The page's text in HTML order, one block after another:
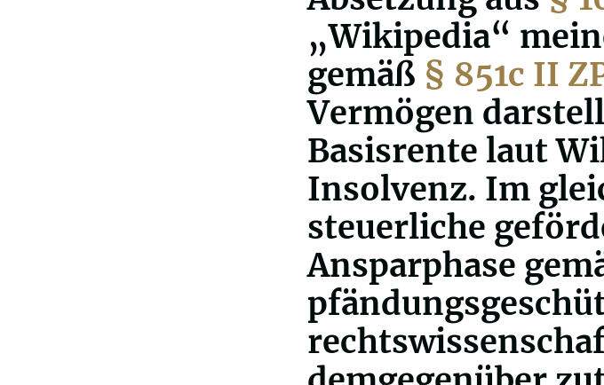
„Wikipedia“
gemäß § 851c II
Vermögen
Basisrente laut
Insolvenz. Im
steuerliche
Ansparphase